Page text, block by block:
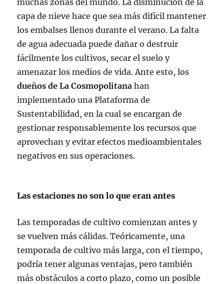
muchas zonas del mundo. La disminución de la
capa de nieve hace que sea más difícil mantener
los embalses llenos durante el verano. La falta
de agua adecuada puede dañar o destruir
fácilmente los cultivos, secar el suelo y
amenazar los medios de vida. Ante esto, los
dueños de La Cosmopolitana han
implementado una Plataforma de
Sustentabilidad, en la cual se encargan de
gestionar responsablemente los recursos que
aprovechan y evitar efectos medioambientales
negativos en sus operaciones.
Las estaciones no son lo que eran antes
Las temporadas de cultivo comienzan antes y
se vuelven más cálidas. Teóricamente, una
temporada de cultivo más larga, con el tiempo,
podría tener algunas ventajas, pero también
más obstáculos a corto plazo, como un posible